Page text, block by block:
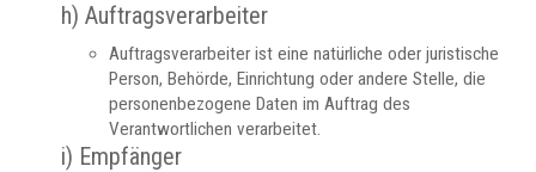
h) Auftragsverarbeiter
Auftragsverarbeiter ist eine natürliche oder juristische
Person, Behörde, Einrichtung oder andere Stelle, die
personenbezogene Daten im Auftrag des
Verantwortlichen verarbeitet.
i) Empfänger